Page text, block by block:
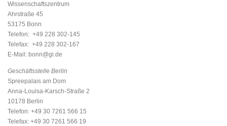
Wissenschaftszentrum
Ahrstraße 45
53175 Bonn
Telefon: +49 228 302-145
Telefax: +49 228 302-167
E-Mail: bonn@gi.de
Geschäftsstelle Berlin
Spreepalais am Dom
Anna-Louisa-Karsch-Straße 2
10178 Berlin
Telefon: +49 30 7261 566 15
Telefax: +49 30 7261 566 19